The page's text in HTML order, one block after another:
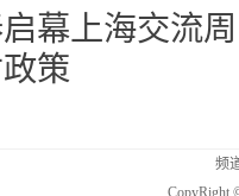
幕上海交流
策
频
CopyRight